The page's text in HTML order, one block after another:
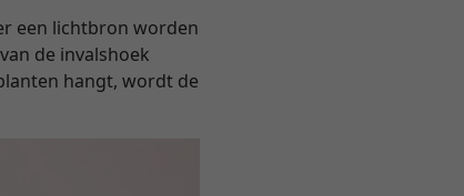
een lichtbron worden
de invalshoek
hangt, wordt de